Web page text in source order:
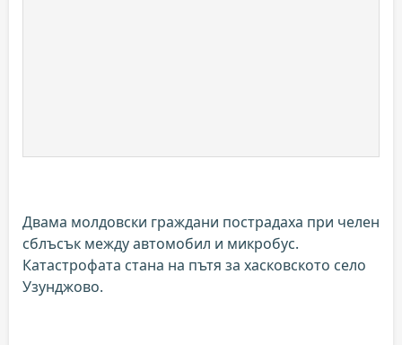
Двама молдовски граждани пострадаха при челен
сблъсък между автомобил и микробус.
Катастрофата стана на пътя за хасковското село
Узунджово.